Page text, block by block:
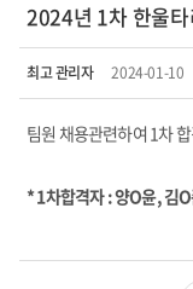
2024년 1차 한울
최고 관리자 2024-01-10
팀원 채용관련하여 1차
* 1차합격자 : 양O윤, 김